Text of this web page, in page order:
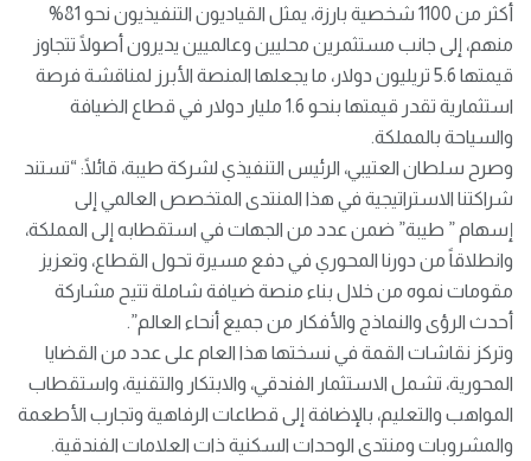
أكثر من 1100 شخصية بارزة، يمثل القياديون التنفيذيون نحو 81%
منهم، إلى جانب مستثمرين محليين وعالميين يديرون أصولًا تتجاوز
قيمتها 5.6 تريليون دولار، ما يجعلها المنصة الأبرز لمناقشة فرصة
استثمارية تقدر قيمتها بنحو 1.6 مليار دولار في قطاع الضيافة
والسياحة بالمملكة.
وصرح سلطان العتيبي، الرئيس التنفيذي لشركة طيبة، قائلًا: “تستند
شراكتنا الاستراتيجية في هذا المنتدى المتخصص العالمي إلى
إسهام ” طيبة” ضمن عدد من الجهات في استقطابه إلى المملكة،
وانطلاقاً من دورنا المحوري في دفع مسيرة تحول القطاع، وتعزيز
مقومات نموه من خلال بناء منصة ضيافة شاملة تتيح مشاركة
أحدث الرؤى والنماذج والأفكار من جميع أنحاء العالم”.
وتركز نقاشات القمة في نسختها هذا العام على عدد من القضايا
المحورية، تشمل الاستثمار الفندقي، والابتكار والتقنية، واستقطاب
المواهب والتعليم، بالإضافة إلى قطاعات الرفاهية وتجارب الأطعمة
والمشروبات ومنتدى الوحدات السكنية ذات العلامات الفندقية.